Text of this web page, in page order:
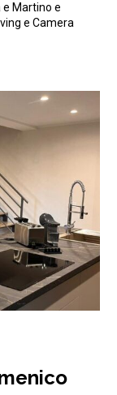
e Martino e
e Camera